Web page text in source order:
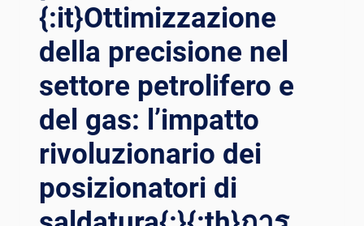
{:it}Ottimizzazione
della precisione nel
settore petrolifero e
del gas: l’impatto
rivoluzionario dei
posizionatori di